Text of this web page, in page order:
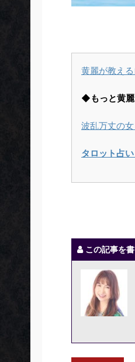
黄麗が教え
◆もっと黄麗
波乱万丈の
タロット占
この記事を